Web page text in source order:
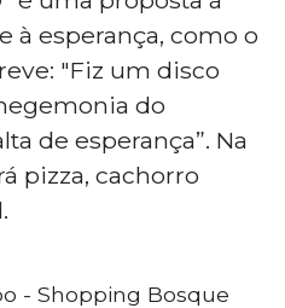
à esperança, como o
"Fiz um disco
do
de esperança”. Na
pizza, cachorro
- Shopping Bosque